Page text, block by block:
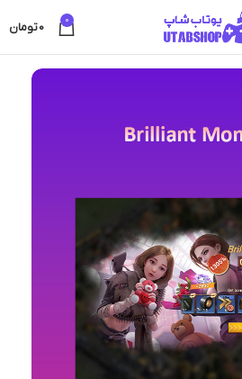
0
0تومان